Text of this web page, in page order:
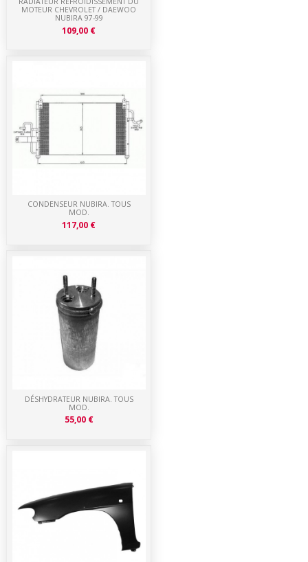
DÉSHYDRATEUR NUBIRA. TOUS
MOD.
55,00 €
CONDENSEUR NUBIRA. TOUS
MOD.
117,00 €
MOTEUR CHEVROLET / DAEWOO
NUBIRA 97-99
109,00 €